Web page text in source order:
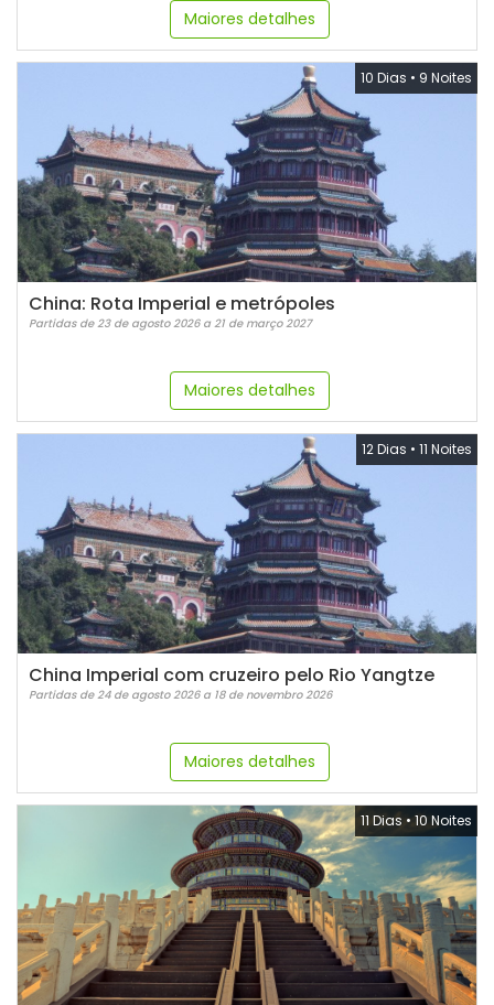
Maiores detalhes
10 Dias • 9 Noites
China: Rota Imperial e metrópoles
Partidas de 23 de agosto 2026 a 21 de março 2027
Maiores detalhes
12 Dias • 11 Noites
China Imperial com cruzeiro pelo Rio Yangtze
Partidas de 24 de agosto 2026 a 18 de novembro 2026
Maiores detalhes
11 Dias •10 Noites